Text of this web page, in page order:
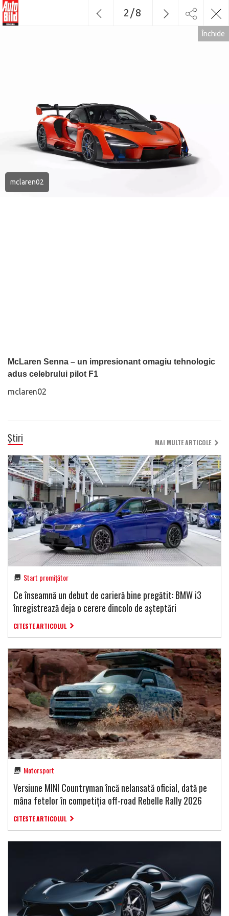
mclaren02
McLaren Senna – un impresionant omagiu tehnologic
adus celebrului pilot F1
mclaren02
Închide
2 /8
Știri MAI MULTE ARTICOLE
Start promițător
Ce înseamnă un debut de carieră bine pregătit: BMW i3
înregistrează deja o cerere dincolo de așteptări
CITESTE ARTICOLUL
Motorsport
Versiune MINI Countryman încă nelansată oficial, dată pe
mâna fetelor în competiția off-road Rebelle Rally 2026
CITESTE ARTICOLUL